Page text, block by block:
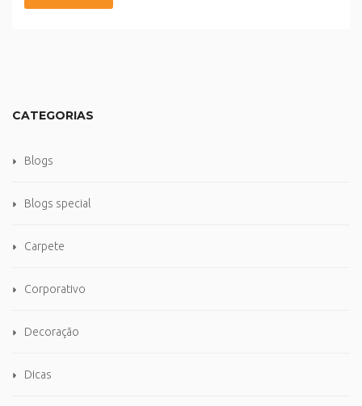
CATEGORIAS
Blogs
Blogs special
Carpete
Corporativo
Decoração
Dicas